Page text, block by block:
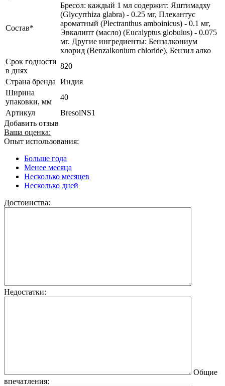
Состав*
Бресол: каждый 1 мл содержит: Яштимадху
(Glycyrrhiza glabra) - 0.25 мг, Плекантус
ароматный (Plectranthus amboinicus) - 0.1 мг,
Эвкалипт (масло) (Eucalyptus globulus) - 0.075
мг. Другие ингредиенты: Бензалкониум
хлорид (Benzalkonium chloride), Бензил алко
Срок годности
в днях
820
Страна бренда Индия
Ширина
упаковки, мм
40
Артикул
BresolNS1
Добавить отзыв
Ваша оценка:
Опыт использования:
Больше года
Менее месяца
Несколько месяцев
Несколько дней
Достоинства:
Недостатки:
Общие
впечатления: